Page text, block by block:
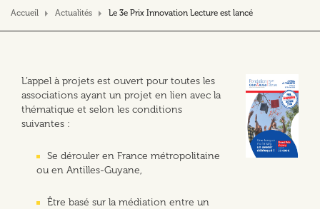
Accueil Actualités Le 3e Prix Innovation Lecture est lancé
L’appel à projets est ouvert pour toutes les
associations ayant un projet en lien avec la
thématique et selon les conditions
suivantes :
Se dérouler en France métropolitaine
ou en Antilles-Guyane,
Être basé sur la médiation entre un